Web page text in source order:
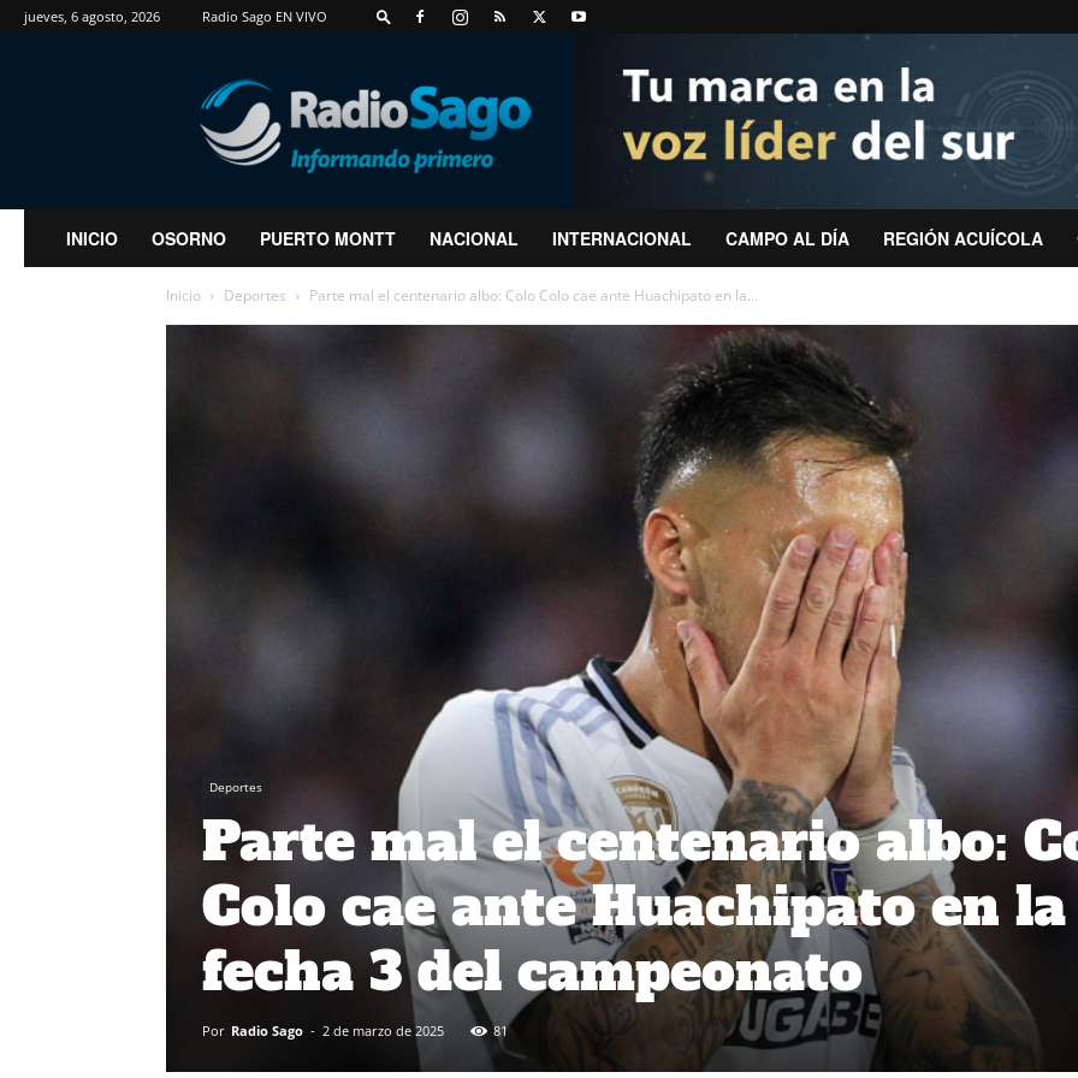
jueves, 6 agosto, 2026 Radio Sago EN VIVO
RadioSago
INICIO OSORNO PUERTO MONTT NACIONAL INTERNACIONAL CAMPO AL DÍA REGIÓN ACUÍCOLA
Inicio Deportes Parte mal el centenario albo: Colo Colo cae ante Huachipato en la...
Deportes
Parte mal el centenario albo:
Colo cae ante Huachipato en la
fecha 3 del campeonato
Por Radio Sago - 2 de marzo de 2025 81